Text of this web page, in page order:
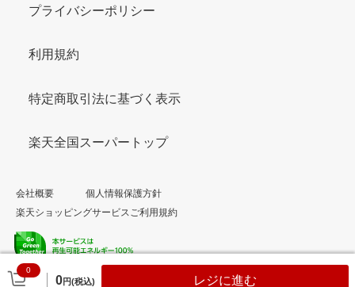
0
0円(税込) レジに進む
プライバシーポリシー
利用規約
特定商取引法に基づく表示
楽天全国スーパートップ
会社概要
個人情報保護方針
楽天ショッピングサービスご利用規約
© Rakuten Group, Inc.